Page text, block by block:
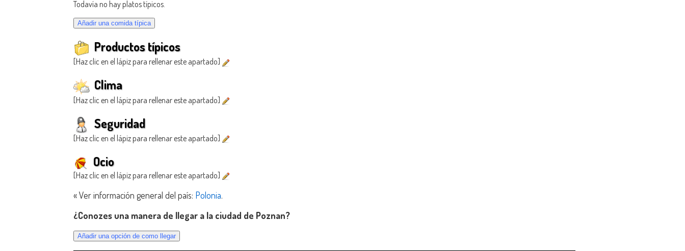
Todavía no hay platos típicos.
Productos típicos
[Haz clic en el lápiz para rellenar este apartado]
Clima
[Haz clic en el lápiz para rellenar este apartado]
Seguridad
[Haz clic en el lápiz para rellenar este apartado]
Ocio
[Haz clic en el lápiz para rellenar este apartado]
« Ver información general del país: Polonia.
¿Conozes una manera de llegar a la ciudad de Poznan?